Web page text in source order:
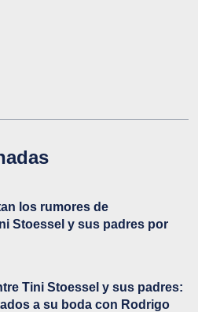
los rumores de
Stoessel y sus padres por
Tini Stoessel y sus padres:
a su boda con Rodrigo